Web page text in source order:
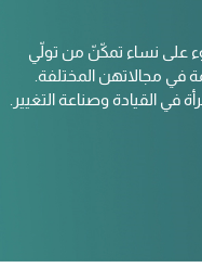
على نساء تمكّنّ من تولّي
في مجالاتهن المختلفة.
في القيادة وصناعة التغيير.